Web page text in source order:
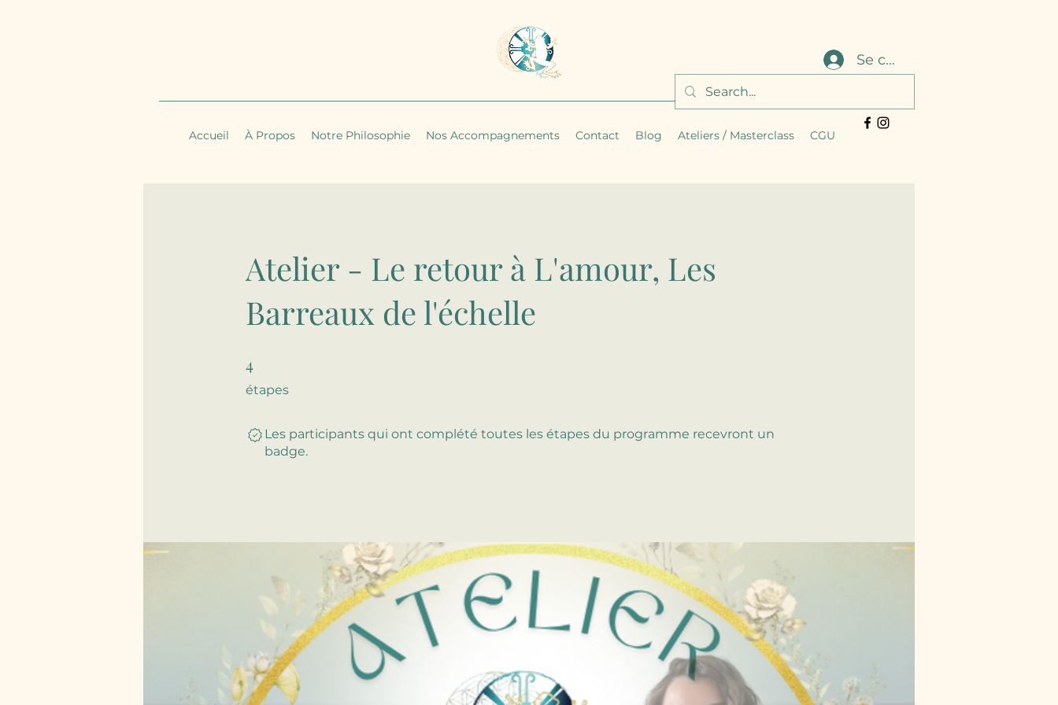
Se connecter
Accueil À Propos Notre Philosophie Nos Accompagnements Contact Blog Ateliers / Masterclass CGU
Atelier - Le retour à L'amour, Les
Barreaux de l'échelle
4
étapes
Les participants qui ont complété toutes les étapes du programme recevront un
badge.